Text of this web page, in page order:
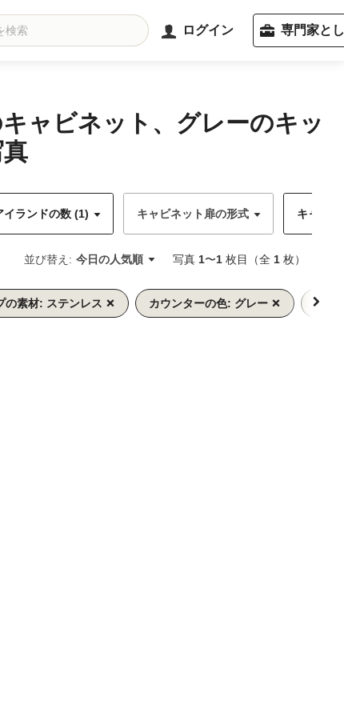
ログイン 専門家と
ャビネット、グレーのキッ
イランドの数 (1) キャビネット扉の形式 キャビ
並び替え: 今日の人気順 写真 1〜1 枚目（全 1 枚）
の素材: ステンレス カウンターの色: グレー
キッ